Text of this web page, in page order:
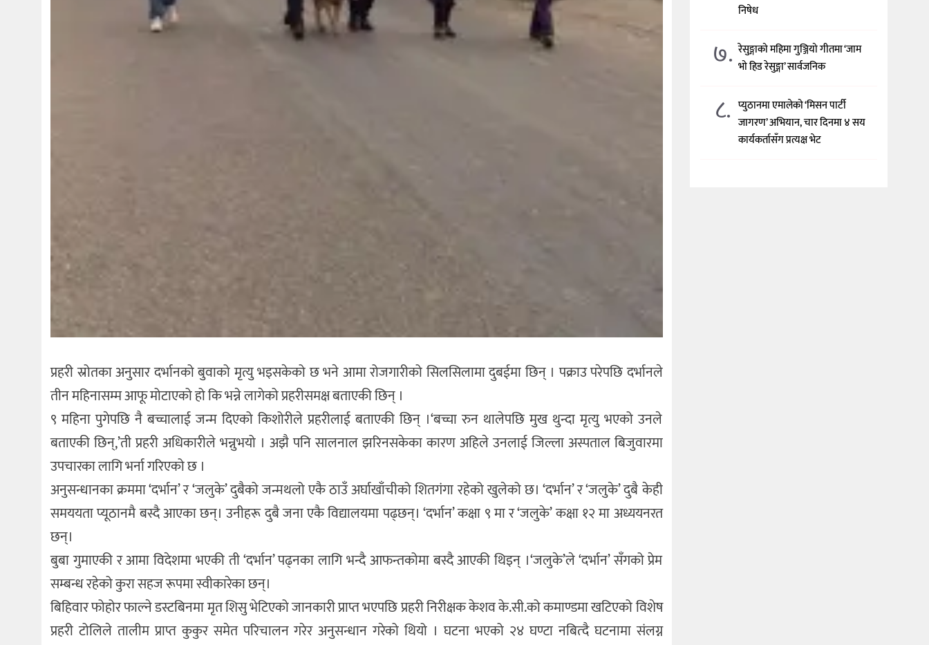
प्रहरी स्रोतका अनुसार दर्भानको बुवाको मृत्यु भइसकेको छ भने आमा रोजगारीको सिलसिलामा दुबईमा छिन् । पक्राउ परेपछि दर्भानले
तीन महिनासम्म आफू मोटाएको हो कि भन्ने लागेको प्रहरीसमक्ष बताएकी छिन् ।
९ महिना पुगेपछि नै बच्चालाई जन्म दिएको किशोरीले प्रहरीलाई बताएकी छिन् ।‘बच्चा रुन थालेपछि मुख थुन्दा मृत्यु भएको उनले
बताएकी छिन्,’ती प्रहरी अधिकारीले भन्नुभयो । अझै पनि सालनाल झरिनसकेका कारण अहिले उनलाई जिल्ला अस्पताल बिजुवारमा
उपचारका लागि भर्ना गरिएको छ ।
अनुसन्धानका क्रममा ‘दर्भान’ र ‘जलुके’ दुबैको जन्मथलो एकै ठाउँ अर्घाखाँचीको शितगंगा रहेको खुलेको छ। ‘दर्भान’ र ‘जलुके’ दुबै केही
समययता प्यूठानमै बस्दै आएका छन्। उनीहरू दुबै जना एकै विद्यालयमा पढ्छन्। ‘दर्भान’ कक्षा ९ मा र ‘जलुके’ कक्षा १२ मा अध्ययनरत
छन्।
बुबा गुमाएकी र आमा विदेशमा भएकी ती ‘दर्भान’ पढ्नका लागि भन्दै आफन्तकोमा बस्दै आएकी थिइन् ।‘जलुके’ले ‘दर्भान’ सँगको प्रेम
सम्बन्ध रहेको कुरा सहज रूपमा स्वीकारेका छन्।
बिहिवार फोहोर फाल्ने डस्टबिनमा मृत शिसु भेटिएको जानकारी प्राप्त भएपछि प्रहरी निरीक्षक केशव के.सी.को कमाण्डमा खटिएको विशेष
प्रहरी टोलिले तालीम प्राप्त कुकुर समेत परिचालन गरेर अनुसन्धान गरेको थियो । घटना भएको २४ घण्टा नबित्दै घटनामा संलग्न
निषेध
७. रेसुङ्गाको महिमा गुञ्जियो गीतमा ‘जाम
भो हिड रेसुङ्गा’ सार्वजनिक
८. प्युठानमा एमालेको ‘मिसन पार्टी
जागरण’ अभियान, चार दिनमा ४ सय
कार्यकर्तासँग प्रत्यक्ष भेट